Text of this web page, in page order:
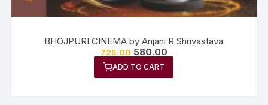
BHOJPURI CINEMA by Anjani R Shrivastava
725.00 580.00
ADD TO CART